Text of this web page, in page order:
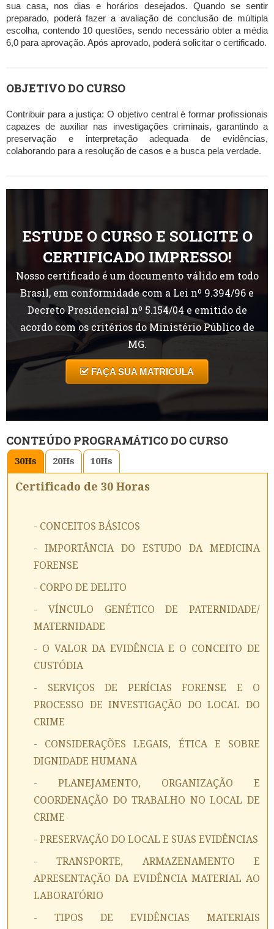
sua casa, nos dias e horários desejados. Quando se sentir
preparado, poderá fazer a avaliação de conclusão de múltipla
escolha, contendo 10 questões, sendo necessário obter a média
6,0 para aprovação. Após aprovado, poderá solicitar o certificado.
OBJETIVO DO CURSO
Contribuir para a justiça: O objetivo central é formar profissionais
capazes de auxiliar nas investigações criminais, garantindo a
preservação e interpretação adequada de evidências,
colaborando para a resolução de casos e a busca pela verdade.
ESTUDE O CURSO E SOLICITE O
CERTIFICADO IMPRESSO!
Nosso certificado é um documento válido em todo
Brasil, em conformidade com a Lei nº 9.394/96 e
Decreto Presidencial nº 5.154/04 e emitido de
acordo com os critérios do Ministério Público de
MG.
FAÇA SUA MATRICULA
CONTEÚDO PROGRAMÁTICO DO CURSO
30Hs 20Hs 10Hs
Certificado de 30 Horas
- CONCEITOS BÁSICOS
- IMPORTÂNCIA DO ESTUDO DA MEDICINA
FORENSE
- CORPO DE DELITO
- VÍNCULO GENÉTICO DE PATERNIDADE/
MATERNIDADE
- O VALOR DA EVIDÊNCIA E O CONCEITO DE
CUSTÓDIA
- SERVIÇOS DE PERÍCIAS FORENSE E O
PROCESSO DE INVESTIGAÇÃO DO LOCAL DO
CRIME
- CONSIDERAÇÕES LEGAIS, ÉTICA E SOBRE
DIGNIDADE HUMANA
- PLANEJAMENTO, ORGANIZAÇÃO E
COORDENAÇÃO DO TRABALHO NO LOCAL DE
CRIME
- PRESERVAÇÃO DO LOCAL E SUAS EVIDÊNCIAS
- TRANSPORTE, ARMAZENAMENTO E
APRESENTAÇÃO DA EVIDÊNCIA MATERIAL AO
LABORATÓRIO
- TIPOS DE EVIDÊNCIAS MATERIAIS